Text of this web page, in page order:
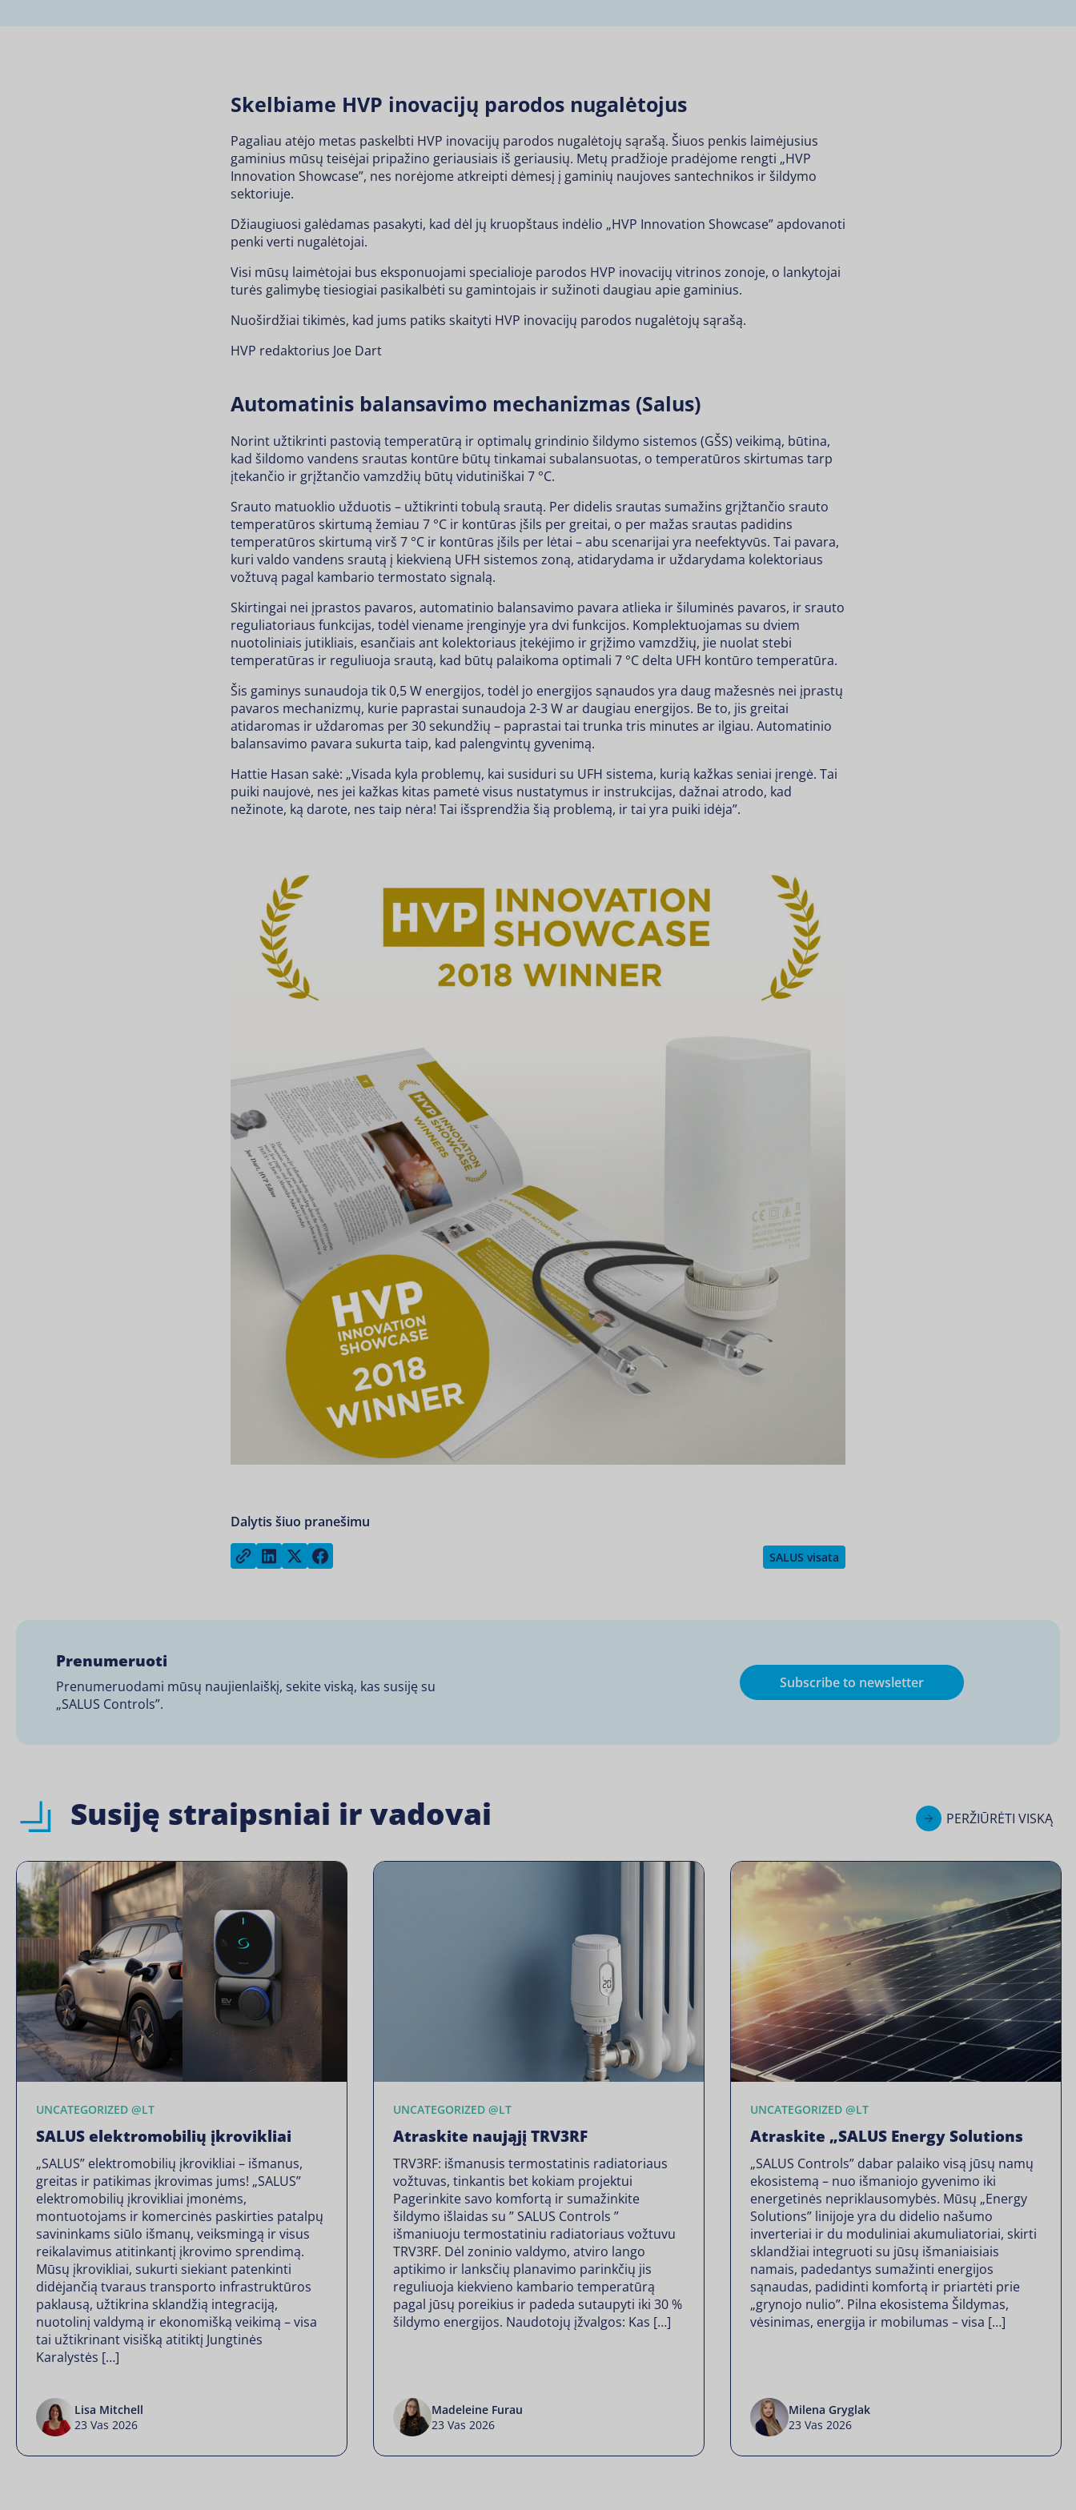
Skelbiame HVP inovacijų parodos nugalėtojus
Pagaliau atėjo metas paskelbti HVP inovacijų parodos nugalėtojų sąrašą. Šiuos penkis laimėjusius
gaminius mūsų teisėjai pripažino geriausiais iš geriausių. Metų pradžioje pradėjome rengti „HVP
Innovation Showcase”, nes norėjome atkreipti dėmesį į gaminių naujoves santechnikos ir šildymo
sektoriuje.
Džiaugiuosi galėdamas pasakyti, kad dėl jų kruopštaus indėlio „HVP Innovation Showcase” apdovanoti
penki verti nugalėtojai.
Visi mūsų laimėtojai bus eksponuojami specialioje parodos HVP inovacijų vitrinos zonoje, o lankytojai
turės galimybę tiesiogiai pasikalbėti su gamintojais ir sužinoti daugiau apie gaminius.
Nuoširdžiai tikimės, kad jums patiks skaityti HVP inovacijų parodos nugalėtojų sąrašą.
HVP redaktorius Joe Dart
Automatinis balansavimo mechanizmas (Salus)
Norint užtikrinti pastovią temperatūrą ir optimalų grindinio šildymo sistemos (GŠS) veikimą, būtina,
kad šildomo vandens srautas kontūre būtų tinkamai subalansuotas, o temperatūros skirtumas tarp
įtekančio ir grįžtančio vamzdžių būtų vidutiniškai 7 °C.
Srauto matuoklio užduotis – užtikrinti tobulą srautą. Per didelis srautas sumažins grįžtančio srauto
temperatūros skirtumą žemiau 7 °C ir kontūras įšils per greitai, o per mažas srautas padidins
temperatūros skirtumą virš 7 °C ir kontūras įšils per lėtai – abu scenarijai yra neefektyvūs. Tai pavara,
kuri valdo vandens srautą į kiekvieną UFH sistemos zoną, atidarydama ir uždarydama kolektoriaus
vožtuvą pagal kambario termostato signalą.
Skirtingai nei įprastos pavaros, automatinio balansavimo pavara atlieka ir šiluminės pavaros, ir srauto
reguliatoriaus funkcijas, todėl viename įrenginyje yra dvi funkcijos. Komplektuojamas su dviem
nuotoliniais jutikliais, esančiais ant kolektoriaus įtekėjimo ir grįžimo vamzdžių, jie nuolat stebi
temperatūras ir reguliuoja srautą, kad būtų palaikoma optimali 7 °C delta UFH kontūro temperatūra.
Šis gaminys sunaudoja tik 0,5 W energijos, todėl jo energijos sąnaudos yra daug mažesnės nei įprastų
pavaros mechanizmų, kurie paprastai sunaudoja 2-3 W ar daugiau energijos. Be to, jis greitai
atidaromas ir uždaromas per 30 sekundžių – paprastai tai trunka tris minutes ar ilgiau. Automatinio
balansavimo pavara sukurta taip, kad palengvintų gyvenimą.
Hattie Hasan sakė: „Visada kyla problemų, kai susiduri su UFH sistema, kurią kažkas seniai įrengė. Tai
puiki naujovė, nes jei kažkas kitas pametė visus nustatymus ir instrukcijas, dažnai atrodo, kad
nežinote, ką darote, nes taip nėra! Tai išsprendžia šią problemą, ir tai yra puiki idėja”.
Dalytis šiuo pranešimu
Copy linkShare on LinkedIn
Share on Twitter SALUS visata
Prenumeruoti
Prenumeruodami mūsų naujienlaiškį, sekite viską, kas susiję su
„SALUS Controls”.
Subscribe to newsletter
Susiję straipsniai ir vadovai PERŽIŪRĖTI VISKĄ
UNCATEGORIZED @LT
SALUS elektromobilių įkrovikliai
„SALUS” elektromobilių įkrovikliai – išmanus,
greitas ir patikimas įkrovimas jums! „SALUS”
elektromobilių įkrovikliai įmonėms,
montuotojams ir komercinės paskirties patalpų
savininkams siūlo išmanų, veiksmingą ir visus
reikalavimus atitinkantį įkrovimo sprendimą.
Mūsų įkrovikliai, sukurti siekiant patenkinti
didėjančią tvaraus transporto infrastruktūros
paklausą, užtikrina sklandžią integraciją,
nuotolinį valdymą ir ekonomišką veikimą – visa
tai užtikrinant visišką atitiktį Jungtinės
Karalystės […]
Lisa Mitchell
23 Vas 2026
UNCATEGORIZED @LT
Atraskite naująjį TRV3RF
TRV3RF: išmanusis termostatinis radiatoriaus
vožtuvas, tinkantis bet kokiam projektui
Pagerinkite savo komfortą ir sumažinkite
šildymo išlaidas su ” SALUS Controls ”
išmaniuoju termostatiniu radiatoriaus vožtuvu
TRV3RF. Dėl zoninio valdymo, atviro lango
aptikimo ir lanksčių planavimo parinkčių jis
reguliuoja kiekvieno kambario temperatūrą
pagal jūsų poreikius ir padeda sutaupyti iki 30 %
šildymo energijos. Naudotojų įžvalgos: Kas […]
Madeleine Furau
23 Vas 2026
UNCATEGORIZED @LT
Atraskite „SALUS Energy Solutions
„SALUS Controls” dabar palaiko visą jūsų namų
ekosistemą – nuo išmaniojo gyvenimo iki
energetinės nepriklausomybės. Mūsų „Energy
Solutions” linijoje yra du didelio našumo
inverteriai ir du moduliniai akumuliatoriai, skirti
sklandžiai integruoti su jūsų išmaniaisiais
namais, padedantys sumažinti energijos
sąnaudas, padidinti komfortą ir priartėti prie
„grynojo nulio”. Pilna ekosistema Šildymas,
vėsinimas, energija ir mobilumas – visa […]
Milena Gryglak
23 Vas 2026